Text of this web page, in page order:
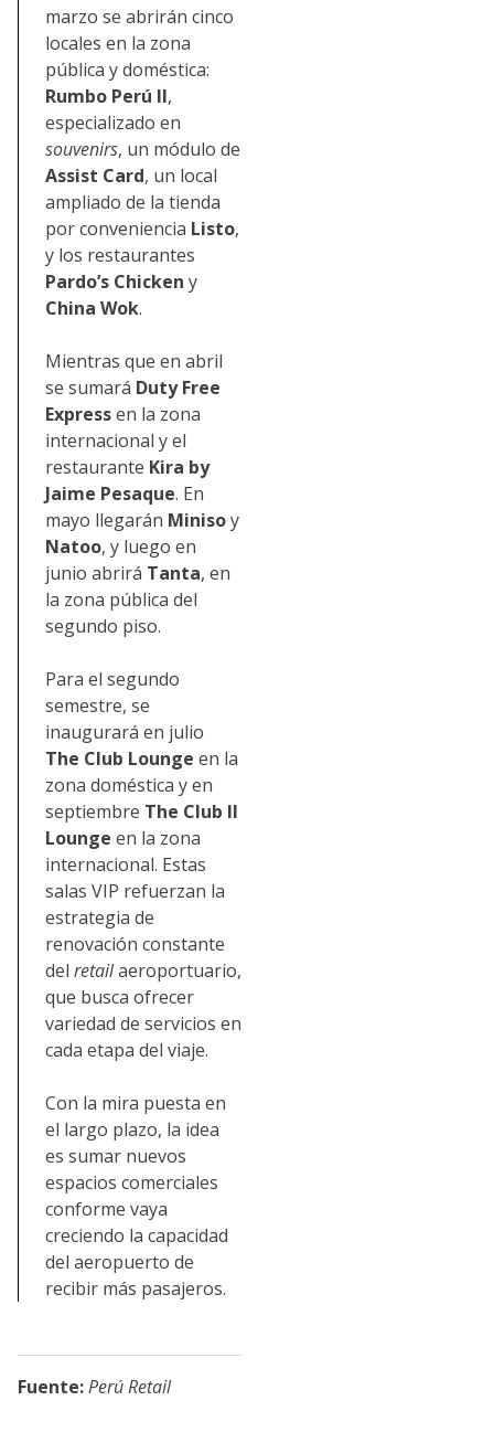
marzo se abrirán cinco
locales en la zona
pública y doméstica:
Rumbo Perú II,
especializado en
souvenirs, un módulo de
Assist Card, un local
ampliado de la tienda
por conveniencia Listo,
y los restaurantes
Pardo’s Chicken y
China Wok.
Mientras que en abril
se sumará Duty Free
Expressen la zona
internacional y el
restaurante Kira by
Jaime Pesaque. En
mayo llegarán Minisoy
Natoo, y luego en
junio abrirá Tanta, en
la zona pública del
segundo piso.
Para el segundo
semestre, se
inaugurará en julio
The Club Lounge en la
zona doméstica y en
septiembre The Club II
Lounge en la zona
internacional. Estas
salas VIP refuerzan la
estrategia de
renovación constante
del retailaeroportuario,
que busca ofrecer
variedad de servicios en
cada etapa del viaje.
Con la mira puesta en
el largo plazo, la idea
es sumar nuevos
espacios comerciales
conforme vaya
creciendo la capacidad
del aeropuerto de
recibir más pasajeros.
Fuente:Perú Retail